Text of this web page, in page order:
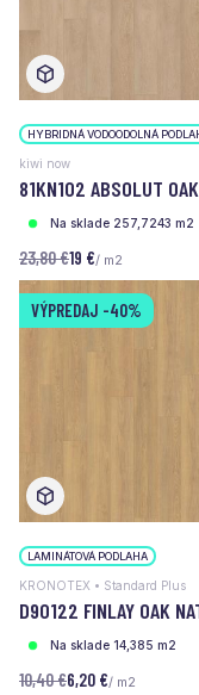
HYBRIDNÁ VODOODOLNÁ
kiwi now
81KN102 ABSOLUT
Na sklade 257,7243 m2
23,80 €19 €/ m2
VÝPREDAJ -40%
LAMINÁTOVÁ PODLAHA
KRONOTEX • Standard Plus
D90122 FINLAY OAK
Na sklade 14,385 m2
10,40 €6,20 €/ m2